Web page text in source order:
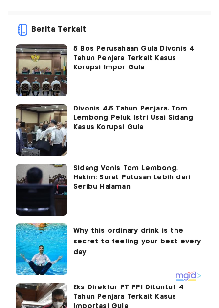
Berita Terkait
5 Bos Perusahaan Gula Divonis 4
Tahun Penjara Terkait Kasus
Korupsi Impor Gula
Divonis 4,5 Tahun Penjara, Tom
Lembong Peluk Istri Usai Sidang
Kasus Korupsi Gula
Sidang Vonis Tom Lembong,
Hakim: Surat Putusan Lebih dari
Seribu Halaman
Eks Direktur PT PPI Dituntut 4
Tahun Penjara Terkait Kasus
Importasi Gula